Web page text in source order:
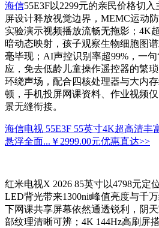
海信55E3F以2299元的亲民价格切
屏设计释放视觉边界，MEMC运动
实验演示视频播放流畅无拖影；4K
暗动态映射，孩子观察生物细胞图
毫毕现；AI声控识别率超99%，一
应，免去低龄儿童操作遥控器的繁
环绕声场，配合四核处理器与大内
顿，手机投屏网课资料、作业视频
景无缝衔接。
海信电视 55E3F 55英寸4K超高清丰
悬浮全面... ￥2999.00元优惠直达>>
红米电视X 2026 85英寸以4798元定
LED背光带来1300nit峰值亮度与千
下网课共享屏幕依然通透锐利，阴
部纹理清晰可辨；4K 144Hz高刷屏